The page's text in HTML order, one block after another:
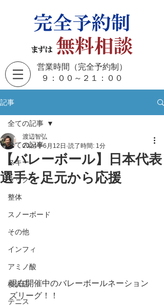
営業時間（完全予約制）
​９：００～２１：００
記事
全ての記事
スキー
ソックス
整体
スノーボード
その他
インフィ
アミノ酸
横浜店
テニス
全ての記事
【バレーボール】日本代表
選手を足元から応援
渡辺智弘
2024年6月12日 読了時間: 1分
現在開催中のバレーボールネーション
ズリーグ！！